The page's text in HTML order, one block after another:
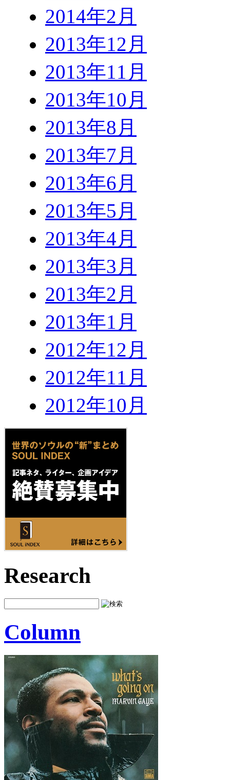
2014年2月
2013年12月
2013年11月
2013年10月
2013年8月
2013年7月
2013年6月
2013年5月
2013年4月
2013年3月
2013年2月
2013年1月
2012年12月
2012年11月
2012年10月
Research
Column